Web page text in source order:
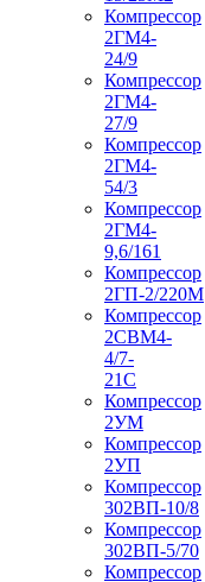
Компрессор
2ГМ4-
24/9
Компрессор
2ГМ4-
27/9
Компрессор
2ГМ4-
54/3
Компрессор
2ГМ4-
9,6/161
Компрессор
2ГП-2/220М
Компрессор
2СВМ4-
4/7-
21С
Компрессор
2УМ
Компрессор
2УП
Компрессор
302ВП-10/8
Компрессор
302ВП-5/70
Компрессор